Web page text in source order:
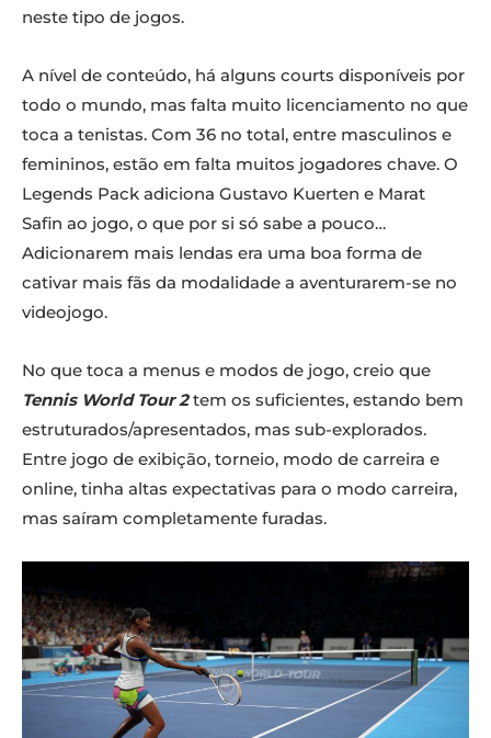
neste tipo de jogos.
A nível de conteúdo, há alguns courts disponíveis por
todo o mundo, mas falta muito licenciamento no que
toca a tenistas. Com 36 no total, entre masculinos e
femininos, estão em falta muitos jogadores chave. O
Legends Pack adiciona Gustavo Kuerten e Marat
Safin ao jogo, o que por si só sabe a pouco…
Adicionarem mais lendas era uma boa forma de
cativar mais fãs da modalidade a aventurarem-se no
videojogo.
No que toca a menus e modos de jogo, creio que
Tennis World Tour 2tem os suficientes, estando bem
estruturados/apresentados, mas sub-explorados.
Entre jogo de exibição, torneio, modo de carreira e
online, tinha altas expectativas para o modo carreira,
mas saíram completamente furadas.